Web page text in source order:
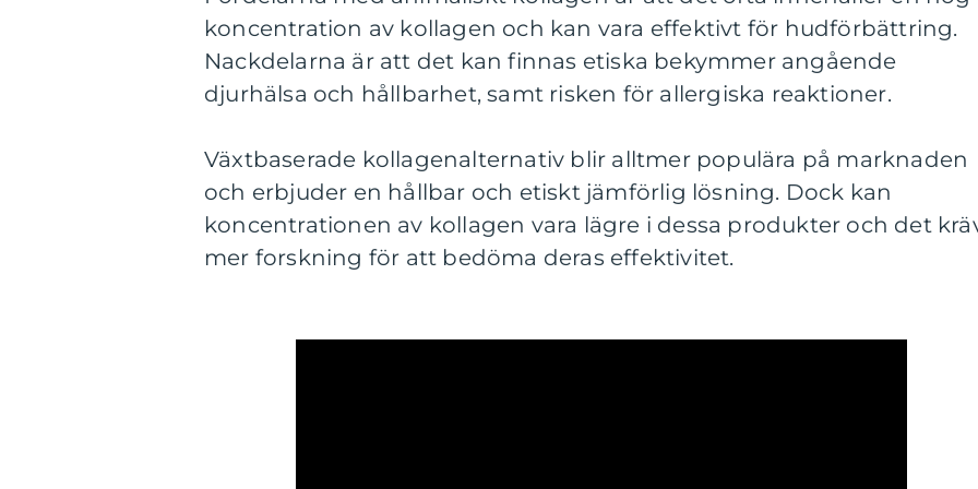
koncentration av kollagen och kan vara effektivt för hudförbättring.
Nackdelarna är att det kan finnas etiska bekymmer angående
djurhälsa och hållbarhet, samt risken för allergiska reaktioner.
Växtbaserade kollagenalternativ blir alltmer populära på marknaden
och erbjuder en hållbar och etiskt jämförlig lösning. Dock kan
koncentrationen av kollagen vara lägre i dessa produkter och det
mer forskning för att bedöma deras effektivitet.